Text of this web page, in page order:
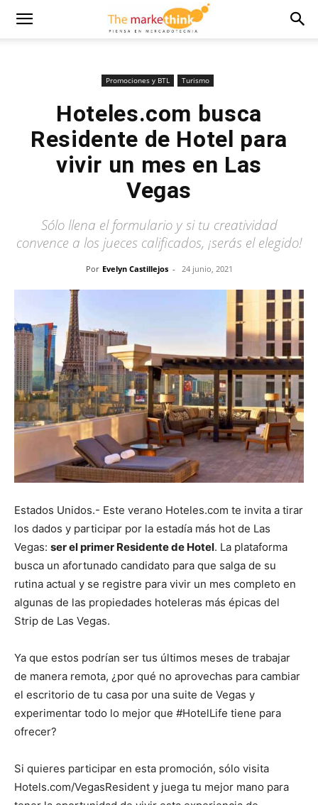
Promociones y BTL Turismo
Hoteles.com busca
Residente de Hotel para
vivir un mes en Las
Vegas
Sólo llena el formulario y si tu creatividad
convence a los jueces calificados, ¡serás el elegido!
Por Evelyn Castillejos - 24 junio, 2021
Estados Unidos.- Este verano Hoteles.com te invita a tirar
los dados y participar por la estadía más hot de Las
Vegas: ser el primer Residente de Hotel. La plataforma
busca un afortunado candidato para que salga de su
rutina actual y se registre para vivir un mes completo en
algunas de las propiedades hoteleras más épicas del
Strip de Las Vegas.
Ya que estos podrían ser tus últimos meses de trabajar
de manera remota, ¿por qué no aprovechas para cambiar
el escritorio de tu casa por una suite de Vegas y
experimentar todo lo mejor que #HotelLife tiene para
ofrecer?
Si quieres participar en esta promoción, sólo visita
Hotels.com/VegasResident y juega tu mejor mano para